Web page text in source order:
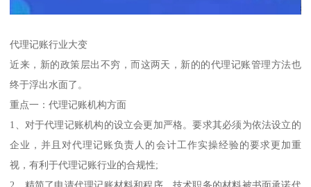
代理记账行业大变
近来，新的政策层出不穷，而这两天，新的的代理记账管理方法也
终于浮出水面了。
重点一：代理记账机构方面
1、对于代理记账机构的设立会更加严格。要求其必须为依法设立的
企业，并且对代理记账负责人的会计工作实操经验的要求更加重
视，有利于代理记账行业的合规性;